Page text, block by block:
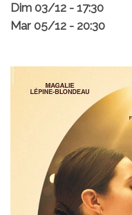
Dim 03/12 - 17:30
Mar 05/12 - 20:30